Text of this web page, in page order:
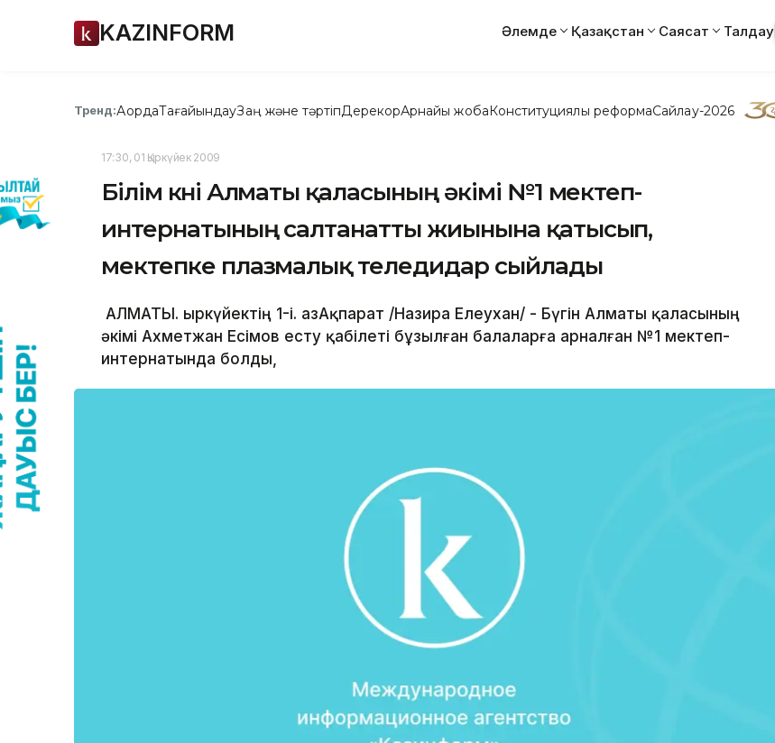
KAZINFORM Әлемде Қазақстан Саясат Талдау
Тренд:АқордаТағайындауЗаң және тәртіпДерекқорАрнайы жобаКонституциялық реформаСайлау-2026
17:30, 01 Қыркүйек 2009
Білім күні Алматы қаласының әкімі №1 мектеп-
интернатының салтанатты жиынына қатысып,
мектепке плазмалық теледидар сыйлады
АЛМАТЫ. Қыркүйектің 1-і. ҚазАқпарат /Назира Елеухан/ - Бүгін Алматы қаласының
әкімі Ахметжан Есімов есту қабілеті бұзылған балаларға арналған №1 мектеп-
интернатында болды,